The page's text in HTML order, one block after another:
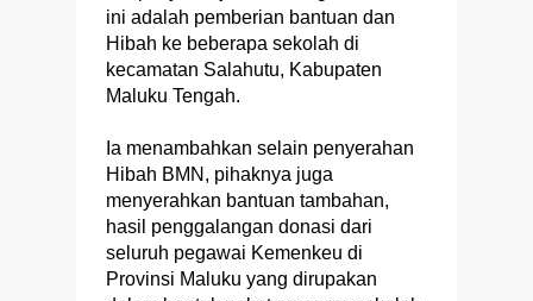
ini adalah pemberian bantuan dan
Hibah ke beberapa sekolah di
kecamatan Salahutu, Kabupaten
Maluku Tengah.
Ia menambahkan selain penyerahan
Hibah BMN, pihaknya juga
menyerahkan bantuan tambahan,
hasil penggalangan donasi dari
seluruh pegawai Kemenkeu di
Provinsi Maluku yang dirupakan